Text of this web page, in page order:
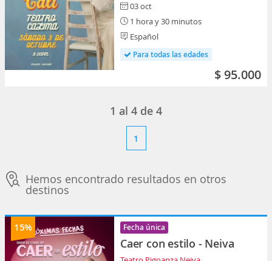
03 oct
1 hora y 30 minutos
Español
Para todas las edades
$ 95.000
1 al 4 de 4
1
Hemos encontrado resultados en otros
destinos
15% Fecha única
Caer con estilo - Neiva